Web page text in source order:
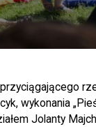
przyciągającego
wykonania
Jolanty